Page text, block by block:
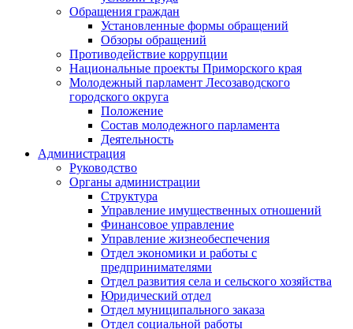
Обращения граждан
Установленные формы обращений
Обзоры обращений
Противодействие коррупции
Национальные проекты Приморского края
Молодежный парламент Лесозаводского
городского округа
Положение
Состав молодежного парламента
Деятельность
Администрация
Руководство
Органы администрации
Структура
Управление имущественных отношений
Финансовое управление
Управление жизнеобеспечения
Отдел экономики и работы с
предпринимателями
Отдел развития села и сельского хозяйства
Юридический отдел
Отдел муниципального заказа
Отдел социальной работы